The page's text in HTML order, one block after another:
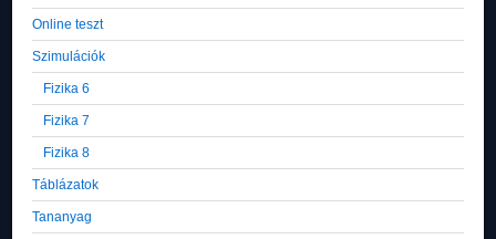
Online teszt
Szimulációk
Fizika 6
Fizika 7
Fizika 8
Táblázatok
Tananyag